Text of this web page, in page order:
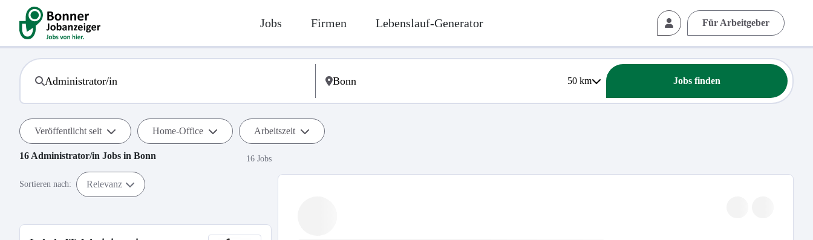
Jobs Firmen Lebenslauf-Generator Für Arbeitgeber
50km Jobs finden
Veröffentlicht seit Home-Office Arbeitszeit
16 Administrator/in Jobs in Bonn 16 Jobs
Sortieren nach: Relevanz